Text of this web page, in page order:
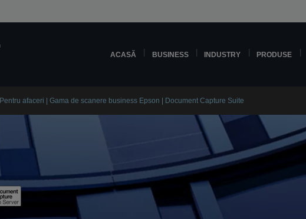
ACASĂ BUSINESS INDUSTRY PRODUSE
Pentru afaceri | Gama de scanere business Epson | Document Capture Suite